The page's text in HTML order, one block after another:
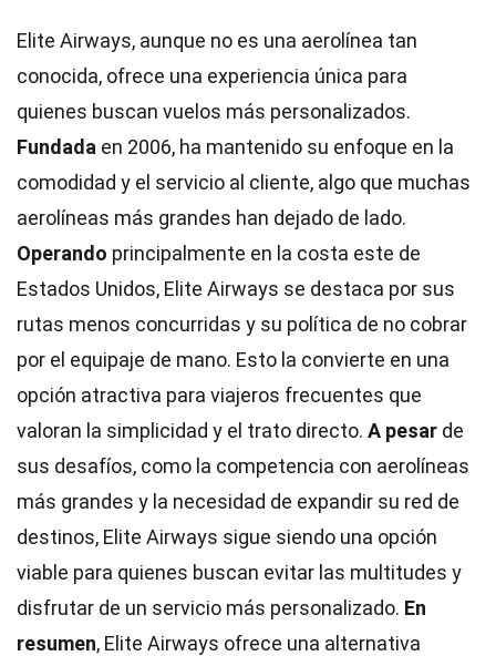
Elite Airways, aunque no es una aerolínea tan
conocida, ofrece una experiencia única para
quienes buscan vuelos más personalizados.
Fundada en 2006, ha mantenido su enfoque en la
comodidad y el servicio al cliente, algo que muchas
aerolíneas más grandes han dejado de lado.
Operando principalmente en la costa este de
Estados Unidos, Elite Airways se destaca por sus
rutas menos concurridas y su política de no cobrar
por el equipaje de mano. Esto la convierte en una
opción atractiva para viajeros frecuentes que
valoran la simplicidad y el trato directo. A pesar de
sus desafíos, como la competencia con aerolíneas
más grandes y la necesidad de expandir su red de
destinos, Elite Airways sigue siendo una opción
viable para quienes buscan evitar las multitudes y
disfrutar de un servicio más personalizado. En
resumen, Elite Airways ofrece una alternativa